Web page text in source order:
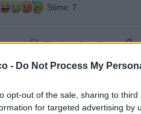
- Do Not Process My
opt-out of the sale, sharing to
for targeted advertising by
Stime: 7
Ti stimo fratello 
2 Aprile 2021 alle ore 06:38 ·Ti stimo·